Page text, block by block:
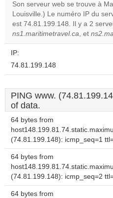
Son serveur web se trouve à
Louisville.) Le numéro IP du
est 74.81.199.148. Il y a 2
ns1.maritimetravel.ca, et
IP:
74.81.199.148
PING www.
of data.
64 bytes from
(74.81.199.148): icmp_seq=1
64 bytes from
(74.81.199.148): icmp_seq=2
64 bytes from